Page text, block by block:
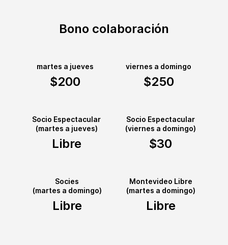
Bono colaboración
martes a jueves
$200
viernes a domingo
$250
Socio Espectacular
(martes a jueves)
Libre
Socio Espectacular
(viernes a domingo)
$30
Socies
(martes a domingo)
Libre
Montevideo Libre
(martes a domingo)
Libre